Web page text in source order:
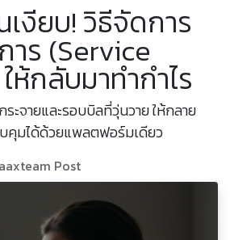
งียบ! วิธีจัดการ
ร (Service
ห้กลับมาทำกำไร
ะจายและรอบบิลที่วุ่นวาย ให้กลาย
คุมได้ด้วยแพลตฟอร์มเดียว
Post